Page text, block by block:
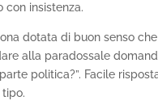
insistenza.
dotata di buon senso
alla paradossale
politica?”. Facile